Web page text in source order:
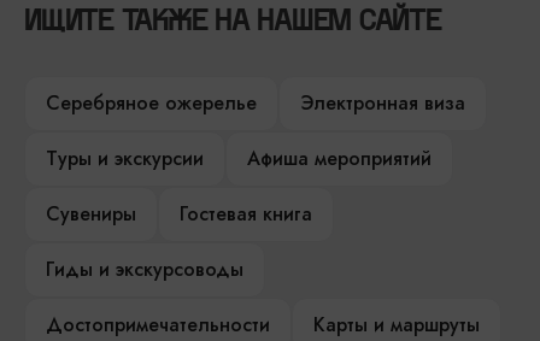
ИЩИТЕ ТАКЖЕ НА НАШЕМ САЙТЕ
Серебряное ожерелье
Электронная виза
Туры и экскурсии
Афиша мероприятий
Сувениры
Гостевая книга
Гиды и экскурсоводы
Достопримечательности
Карты и маршруты